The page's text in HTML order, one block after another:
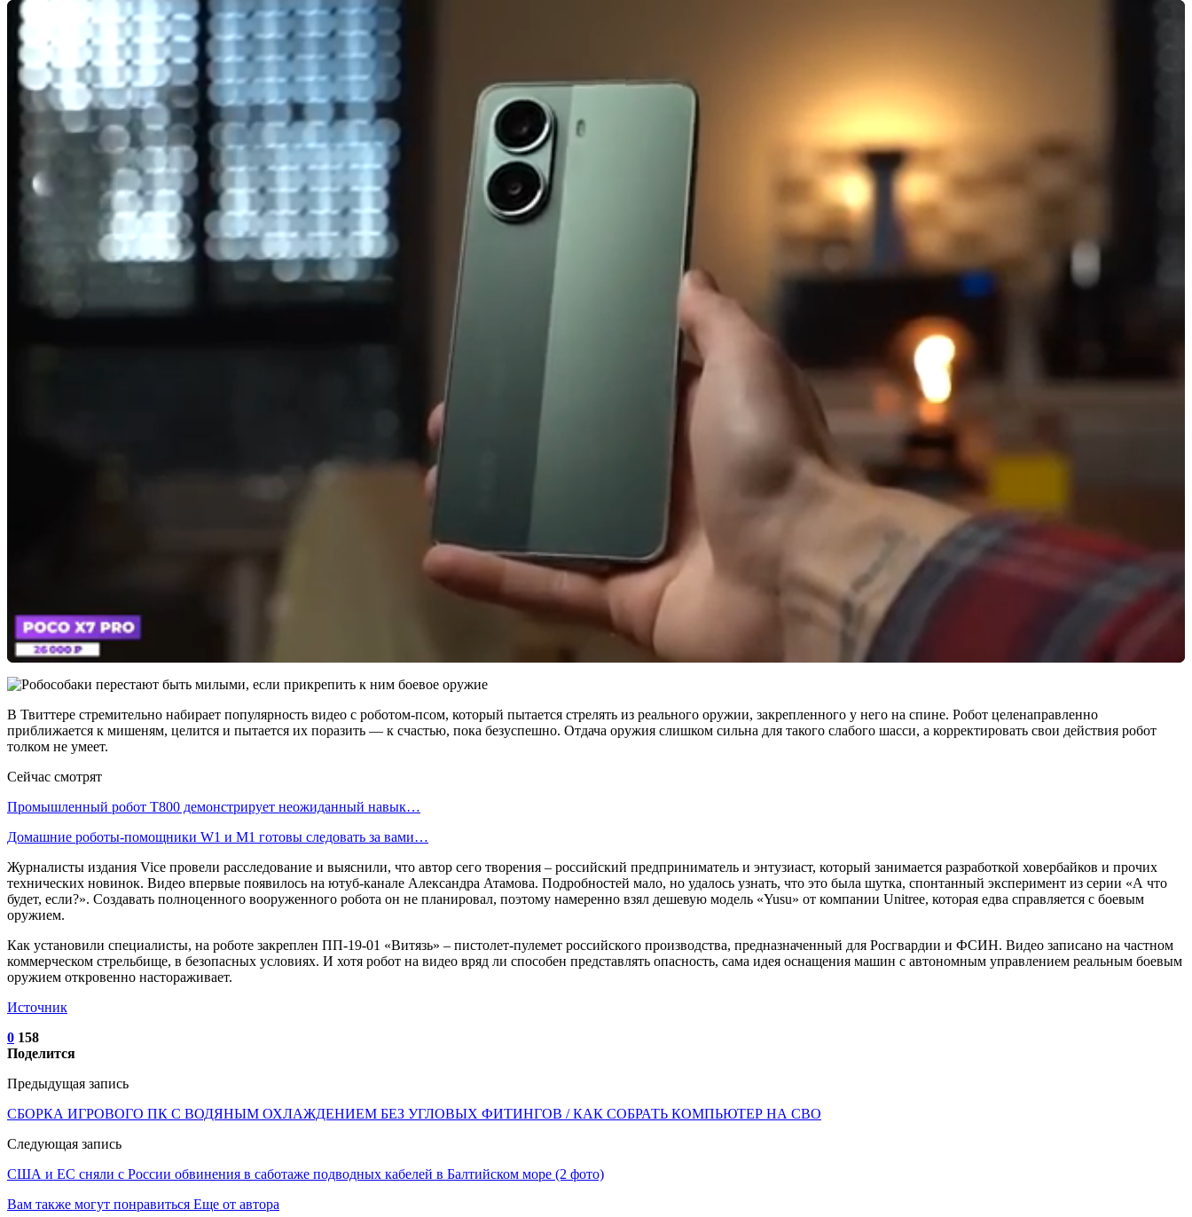
В Твиттере стремительно набирает популярность видео с роботом-псом, который пытается стрелять из реального оружии, закрепленного у него на спине. Робот целенаправленно
приближается к мишеням, целится и пытается их поразить — к счастью, пока безуспешно. Отдача оружия слишком сильна для такого слабого шасси, а корректировать свои действия робот
толком не умеет.
Сейчас смотрят
Промышленный робот Т800 демонстрирует неожиданный навык…
Домашние роботы-помощники W1 и M1 готовы следовать за вами…
Журналисты издания Vice провели расследование и выяснили, что автор сего творения – российский предприниматель и энтузиаст, который занимается разработкой ховербайков и прочих
технических новинок. Видео впервые появилось на ютуб-канале Александра Атамова. Подробностей мало, но удалось узнать, что это была шутка, спонтанный эксперимент из серии «А что
будет, если?». Создавать полноценного вооруженного робота он не планировал, поэтому намеренно взял дешевую модель «Yusu» от компании Unitree, которая едва справляется с боевым
оружием.
Как установили специалисты, на роботе закреплен ПП-19-01 «Витязь» – пистолет-пулемет российского производства, предназначенный для Росгвардии и ФСИН. Видео записано на частном
коммерческом стрельбище, в безопасных условиях. И хотя робот на видео вряд ли способен представлять опасность, сама идея оснащения машин с автономным управлением реальным боевым
оружием откровенно настораживает.
Источник
0 158
Поделится
Предыдущая запись
СБОРКА ИГРОВОГО ПК С ВОДЯНЫМ ОХЛАЖДЕНИЕМ БЕЗ УГЛОВЫХ ФИТИНГОВ / КАК СОБРАТЬ КОМПЬЮТЕР НА СВО
Следующая запись
США и ЕC сняли с России обвинения в саботаже подводных кабелей в Балтийском море (2 фото)
Вам также могут понравиться Еще от автора